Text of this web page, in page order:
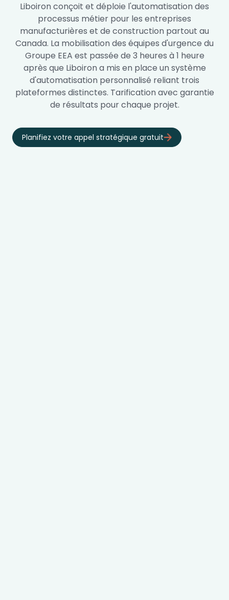
Liboiron conçoit et déploie l'automatisation des
processus métier pour les entreprises
manufacturières et de construction partout au
Canada. La mobilisation des équipes d'urgence du
Groupe EEA est passée de 3 heures à 1 heure
après que Liboiron a mis en place un système
d'automatisation personnalisé reliant trois
plateformes distinctes. Tarification avec garantie
de résultats pour chaque projet.
Planifiez votre appel stratégique gratuit